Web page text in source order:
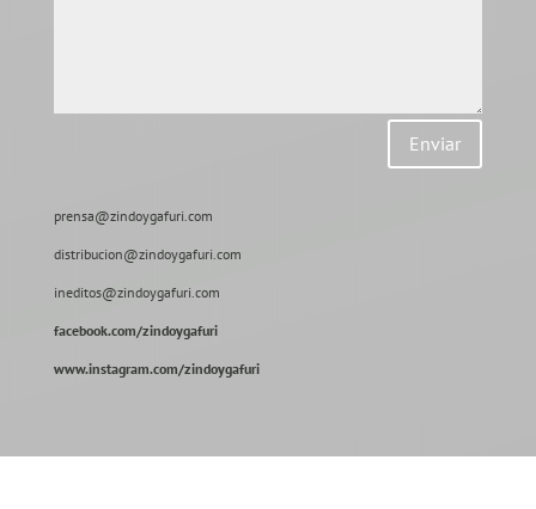
Enviar
prensa@zindoygafuri.com
distribucion@zindoygafuri.com
ineditos@zindoygafuri.com
facebook.com/zindoygafuri
www.instagram.com/zindoygafuri